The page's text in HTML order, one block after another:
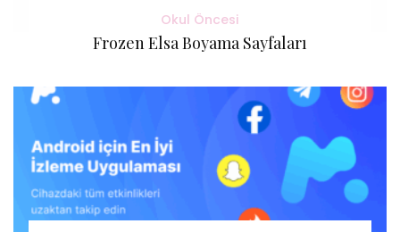
Okul Öncesi
Frozen Elsa Boyama Sayfaları